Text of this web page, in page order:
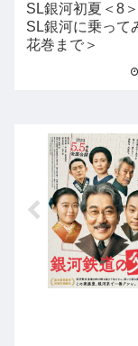
SL銀河初夏＜8
SL銀河に乗って
花巻まで＞